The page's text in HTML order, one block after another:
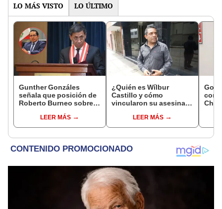
LO MÁS VISTO LO ÚLTIMO
Gunther Gonzáles
señala que posición de
Roberto Burneo sobre
Aliaga no representan al
JNE
LEER MÁS
¿Quién es Wílbur
Castillo y cómo
vincularon su asesinato
LEER MÁS